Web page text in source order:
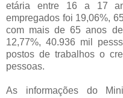
etária entre 16 a 17
empregados foi 19,06%,
com mais de 65 anos
12,77%, 40.936 mil
postos de trabalhos o
pessoas.
As informações do